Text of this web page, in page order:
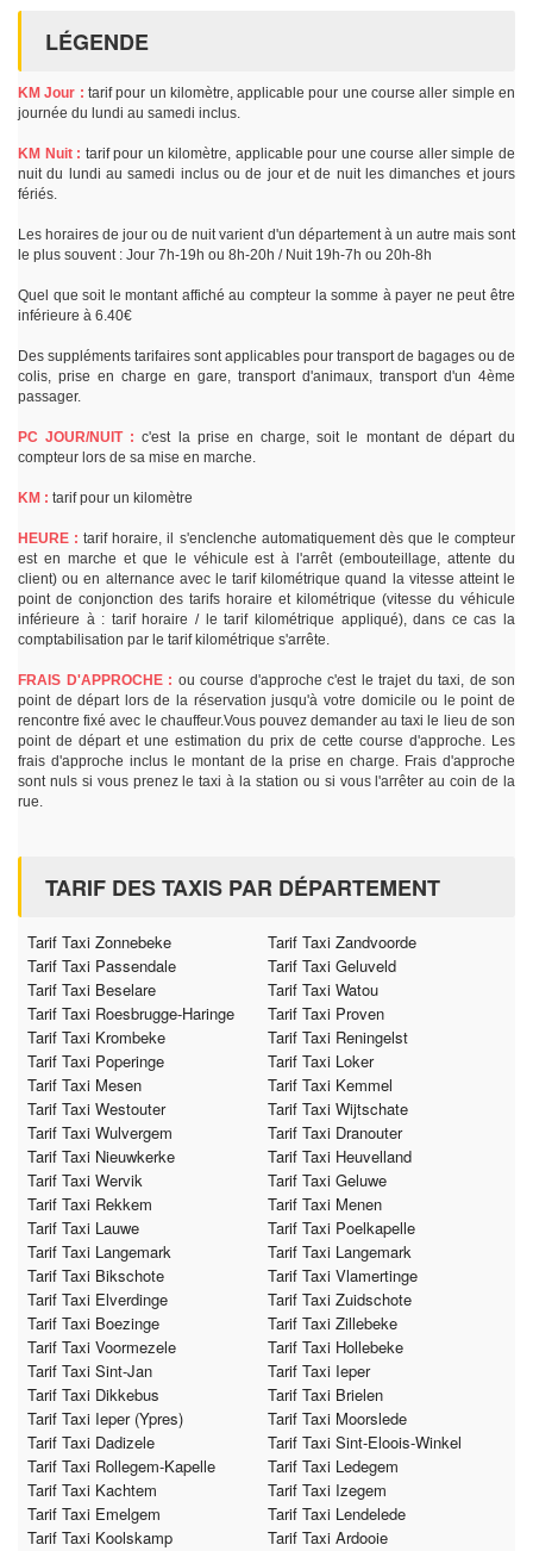
LÉGENDE
KM Jour : tarif pour un kilomètre, applicable pour une course aller simple en
journée du lundi au samedi inclus.
KM Nuit : tarif pour un kilomètre, applicable pour une course aller simple de
nuit du lundi au samedi inclus ou de jour et de nuit les dimanches et jours
fériés.
Les horaires de jour ou de nuit varient d'un département à un autre mais sont
le plus souvent : Jour 7h-19h ou 8h-20h / Nuit 19h-7h ou 20h-8h
Quel que soit le montant affiché au compteur la somme à payer ne peut être
inférieure à 6.40€
Des suppléments tarifaires sont applicables pour transport de bagages ou de
colis, prise en charge en gare, transport d'animaux, transport d'un 4ème
passager.
PC JOUR/NUIT : c'est la prise en charge, soit le montant de départ du
compteur lors de sa mise en marche.
KM : tarif pour un kilomètre
HEURE : tarif horaire, il s'enclenche automatiquement dès que le compteur
est en marche et que le véhicule est à l'arrêt (embouteillage, attente du
client) ou en alternance avec le tarif kilométrique quand la vitesse atteint le
point de conjonction des tarifs horaire et kilométrique (vitesse du véhicule
inférieure à : tarif horaire / le tarif kilométrique appliqué), dans ce cas la
comptabilisation par le tarif kilométrique s'arrête.
FRAIS D'APPROCHE : ou course d'approche c'est le trajet du taxi, de son
point de départ lors de la réservation jusqu'à votre domicile ou le point de
rencontre fixé avec le chauffeur.Vous pouvez demander au taxi le lieu de son
point de départ et une estimation du prix de cette course d'approche. Les
frais d'approche inclus le montant de la prise en charge. Frais d'approche
sont nuls si vous prenez le taxi à la station ou si vous l'arrêter au coin de la
rue.
TARIF DES TAXIS PAR DÉPARTEMENT
Tarif Taxi Zonnebeke
Tarif Taxi Zandvoorde
Tarif Taxi Passendale
Tarif Taxi Geluveld
Tarif Taxi Beselare
Tarif Taxi Watou
Tarif Taxi Roesbrugge-Haringe
Tarif Taxi Proven
Tarif Taxi Krombeke
Tarif Taxi Reningelst
Tarif Taxi Poperinge
Tarif Taxi Loker
Tarif Taxi Mesen
Tarif Taxi Kemmel
Tarif Taxi Westouter
Tarif Taxi Wijtschate
Tarif Taxi Wulvergem
Tarif Taxi Dranouter
Tarif Taxi Nieuwkerke
Tarif Taxi Heuvelland
Tarif Taxi Wervik
Tarif Taxi Geluwe
Tarif Taxi Rekkem
Tarif Taxi Menen
Tarif Taxi Lauwe
Tarif Taxi Poelkapelle
Tarif Taxi Langemark
Tarif Taxi Langemark
Tarif Taxi Bikschote
Tarif Taxi Vlamertinge
Tarif Taxi Elverdinge
Tarif Taxi Zuidschote
Tarif Taxi Boezinge
Tarif Taxi Zillebeke
Tarif Taxi Voormezele
Tarif Taxi Hollebeke
Tarif Taxi Sint-Jan
Tarif Taxi Ieper
Tarif Taxi Dikkebus
Tarif Taxi Brielen
Tarif Taxi Ieper (Ypres)
Tarif Taxi Moorslede
Tarif Taxi Dadizele
Tarif Taxi Sint-Eloois-Winkel
Tarif Taxi Rollegem-Kapelle
Tarif Taxi Ledegem
Tarif Taxi Kachtem
Tarif Taxi Izegem
Tarif Taxi Emelgem
Tarif Taxi Lendelede
Tarif Taxi Koolskamp
Tarif Taxi Ardooie